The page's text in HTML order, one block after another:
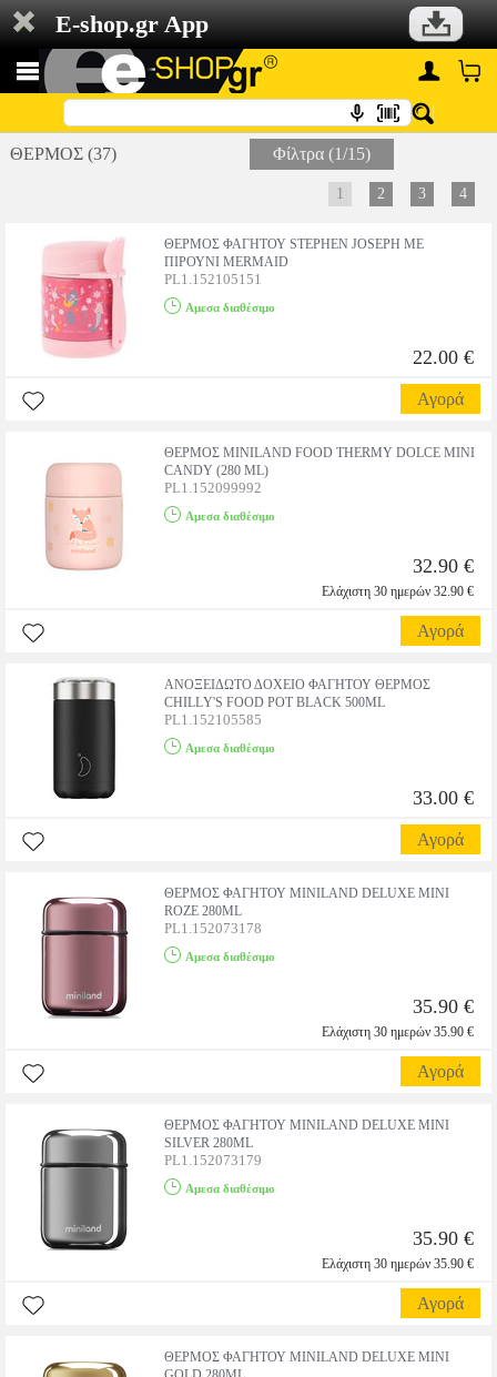
E-shop.gr App
ΘΕΡΜΟΣ (37) Φίλτρα (1/15)
1 2 3 4
ΘΕΡΜΟΣ ΦΑΓΗΤΟΥ STEPHEN JOSEPH ME
ΠΙΡΟΥΝΙ MERMAID
PL1.152105151
Αμεσα διαθέσιμο
22.00 €
Αγορά
ΘΕΡΜΟΣ MINILAND FOOD THERMY DOLCE MINI
CANDY (280 ML)
PL1.152099992
Αμεσα διαθέσιμο
32.90 €
Ελάχιστη 30 ημερών 32.90 €
Αγορά
ΑΝΟΞΕΙΔΩΤΟ ΔΟΧΕΙΟ ΦΑΓΗΤΟΥ ΘΕΡΜΟΣ
CHILLΥ'S FOOD POT BLACK 500ML
PL1.152105585
Αμεσα διαθέσιμο
33.00 €
Αγορά
ΘΕΡΜΟΣ ΦΑΓΗΤΟΥ MINILAND DELUXE MINI
ROZE 280ML
PL1.152073178
Αμεσα διαθέσιμο
35.90 €
Ελάχιστη 30 ημερών 35.90 €
Αγορά
ΘΕΡΜΟΣ ΦΑΓΗΤΟΥ MINILAND DELUXE MINI
SILVER 280ML
PL1.152073179
Αμεσα διαθέσιμο
35.90 €
Ελάχιστη 30 ημερών 35.90 €
Αγορά
ΘΕΡΜΟΣ ΦΑΓΗΤΟΥ MINILAND DELUXE MINI